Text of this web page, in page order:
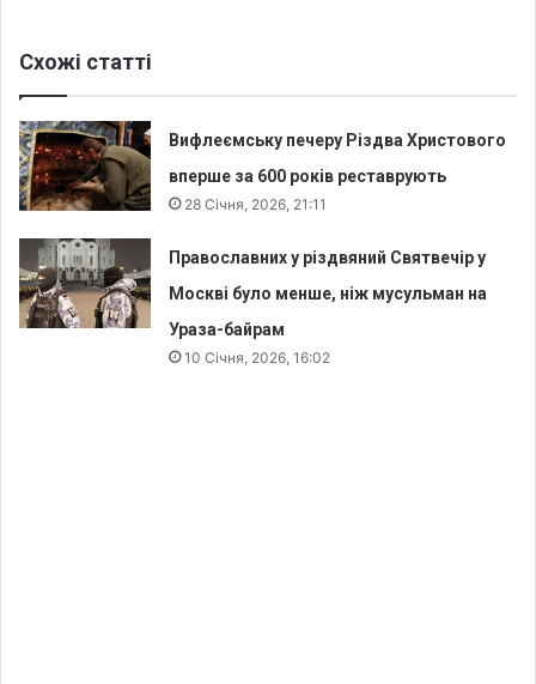
Схожі статті
Вифлеємську печеру Різдва Христового
вперше за 600 років реставрують
28 Січня, 2026, 21:11
Православних у різдвяний Святвечір у
Москві було менше, ніж мусульман на
Ураза-байрам
10 Січня, 2026, 16:02